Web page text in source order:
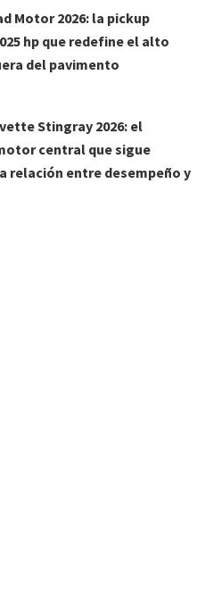
Motor 2026: la pickup
hp que redefine el alto
del pavimento
Stingray 2026: el
central que sigue
relación entre desempeño y